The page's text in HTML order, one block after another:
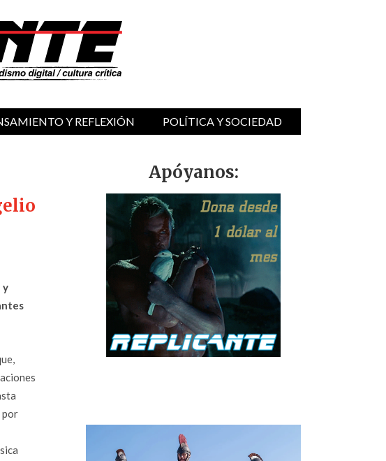
Y REFLEXIÓN POLÍTICA Y SOCIEDAD
y
por
Apóyanos: